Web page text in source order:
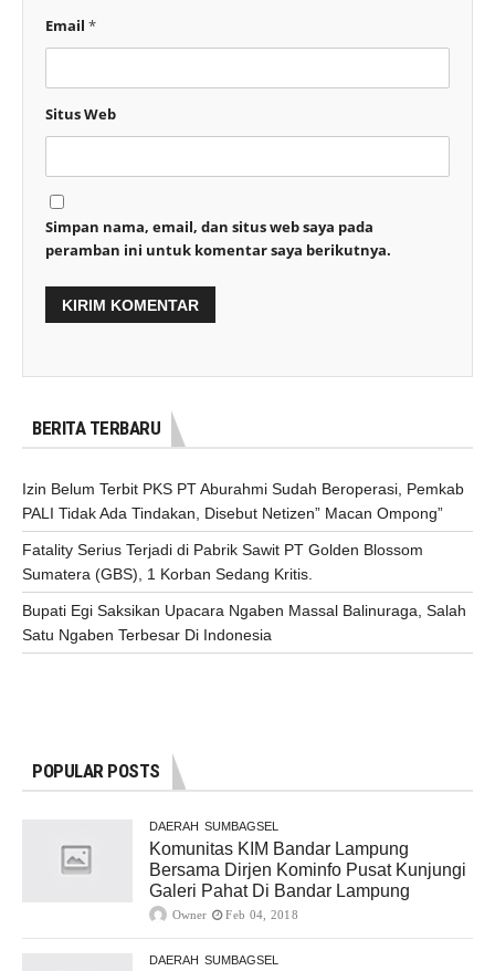
Email *
Situs Web
Simpan nama, email, dan situs web saya pada
peramban ini untuk komentar saya berikutnya.
BERITA TERBARU
Izin Belum Terbit PKS PT Aburahmi Sudah Beroperasi, Pemkab
PALI Tidak Ada Tindakan, Disebut Netizen” Macan Ompong”
Fatality Serius Terjadi di Pabrik Sawit PT Golden Blossom
Sumatera (GBS), 1 Korban Sedang Kritis.
Bupati Egi Saksikan Upacara Ngaben Massal Balinuraga, Salah
Satu Ngaben Terbesar Di Indonesia
POPULAR POSTS
DAERAH SUMBAGSEL
Komunitas KIM Bandar Lampung
Bersama Dirjen Kominfo Pusat Kunjungi
Galeri Pahat Di Bandar Lampung
Owner Feb 04, 2018
DAERAH SUMBAGSEL